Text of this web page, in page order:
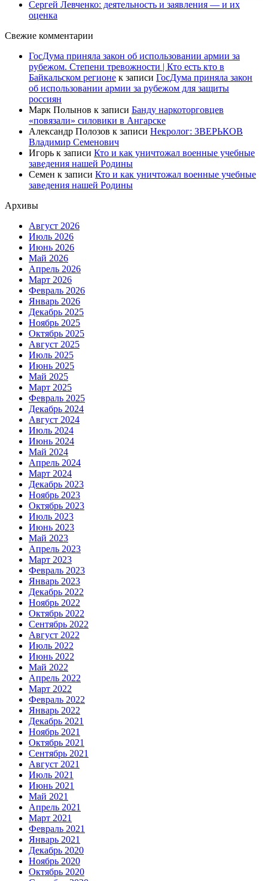
Сергей Левченко: деятельность и заявления — и их
оценка
Свежие комментарии
ГосДума приняла закон об использовании армии за
рубежом. Степени тревожности | Кто есть кто в
Байкальском регионе к записи ГосДума приняла закон
об использовании армии за рубежом для защиты
россиян
Марк Полынов к записи Банду наркоторговцев
«повязали» силовики в Ангарске
Александр Полозов к записи Некролог: ЗВЕРЬКОВ
Владимир Семенович
Игорь к записи Кто и как уничтожал военные учебные
заведения нашей Родины
Семен к записи Кто и как уничтожал военные учебные
заведения нашей Родины
Архивы
Август 2026
Июль 2026
Июнь 2026
Май 2026
Апрель 2026
Март 2026
Февраль 2026
Январь 2026
Декабрь 2025
Ноябрь 2025
Октябрь 2025
Август 2025
Июль 2025
Июнь 2025
Май 2025
Март 2025
Февраль 2025
Декабрь 2024
Август 2024
Июль 2024
Июнь 2024
Май 2024
Апрель 2024
Март 2024
Декабрь 2023
Ноябрь 2023
Октябрь 2023
Июль 2023
Июнь 2023
Май 2023
Апрель 2023
Март 2023
Февраль 2023
Январь 2023
Декабрь 2022
Ноябрь 2022
Октябрь 2022
Сентябрь 2022
Август 2022
Июль 2022
Июнь 2022
Май 2022
Апрель 2022
Март 2022
Февраль 2022
Январь 2022
Декабрь 2021
Ноябрь 2021
Октябрь 2021
Сентябрь 2021
Август 2021
Июль 2021
Июнь 2021
Май 2021
Апрель 2021
Март 2021
Февраль 2021
Январь 2021
Декабрь 2020
Ноябрь 2020
Октябрь 2020